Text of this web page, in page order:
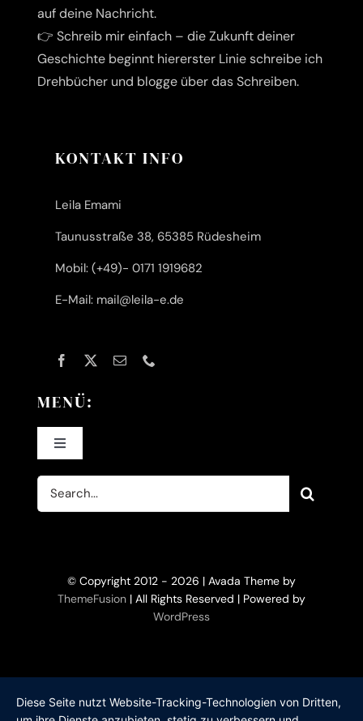
Über mich
Writers‘ Tech
auf deine Nachricht.
👉 Schreib mir einfach – die Zukunft deiner
Geschichte beginnt hiererster Linie schreibe ich
Drehbücher und blogge über das Schreiben.
KONTAKT INFO
Leila Emami
Taunusstraße 38, 65385 Rüdesheim
Mobil: (+49)- 0171 1919682
E-Mail: mail@leila-e.de
MENÜ:
Toggle
Home
Bücher
Suche
nach:
© Copyright 2012 - 2026 | Avada Theme by
ThemeFusion| All Rights Reserved | Powered by
WordPress
Diese Seite nutzt Website-Tracking-Technologien von Dritten,